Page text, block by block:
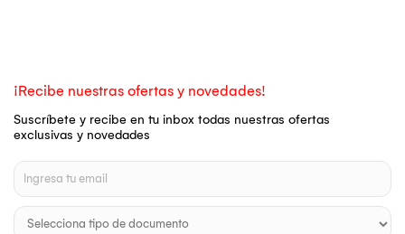
¡Recibe nuestras ofertas y novedades!
Suscríbete y recibe en tu inbox todas nuestras ofertas
exclusivas y novedades